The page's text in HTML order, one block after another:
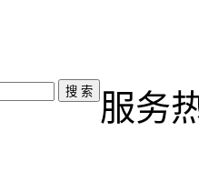
服务